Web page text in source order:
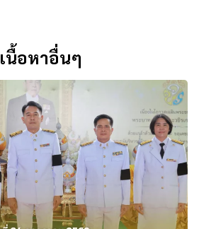
เนื้อหาอื่นๆ